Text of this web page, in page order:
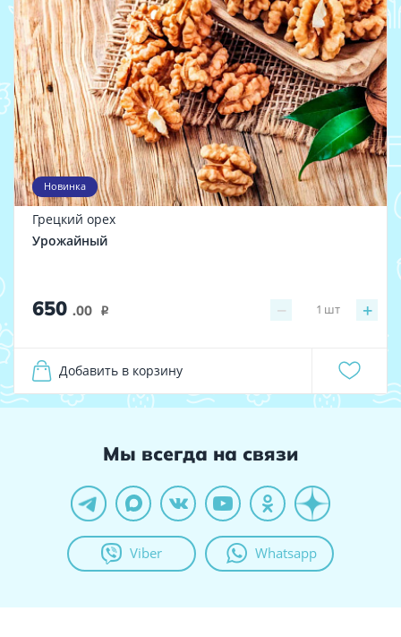
Новинка
Грецкий орех
Урожайный
650 .00 i − +
1 шт
Добавить в корзину
Мы всегда на связи
Viber Whatsapp